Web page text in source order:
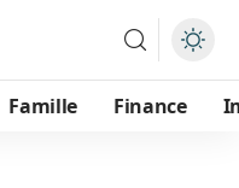
Famille Finance